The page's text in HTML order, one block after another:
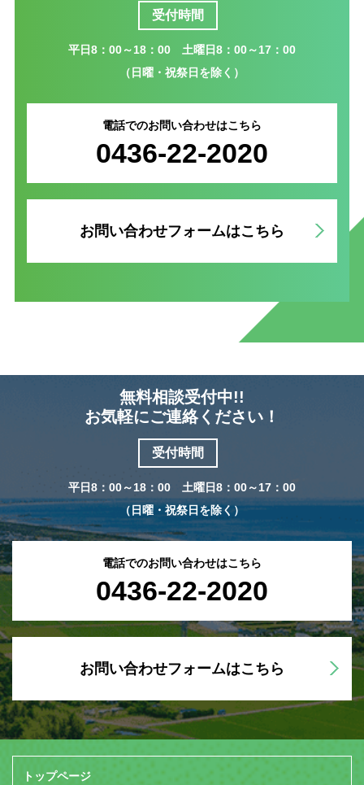
受付時間
平日8：00～18：00 土曜日8：00～17：00
（日曜・祝祭日を除く）
電話でのお問い合わせはこちら
0436-22-2020
お問い合わせフォームはこちら
無料相談受付中!!
お気軽にご連絡ください！
受付時間
平日8：00～18：00 土曜日8：00～17：00
（日曜・祝祭日を除く）
電話でのお問い合わせはこちら
0436-22-2020
お問い合わせフォームはこちら
トップページ